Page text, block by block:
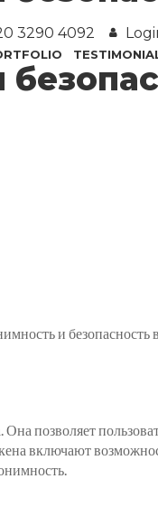
3290 4092
и безопасность
позволяет
включают